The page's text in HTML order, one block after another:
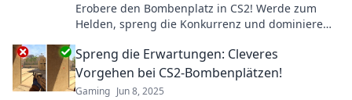
Erobere den Bombenplatz in CS2! Werde zum
Helden, spreng die Konkurrenz und dominiere
Spreng die Erwartungen: Cleveres
Vorgehen bei CS2-Bombenplätzen!
Gaming Jun 8, 2025